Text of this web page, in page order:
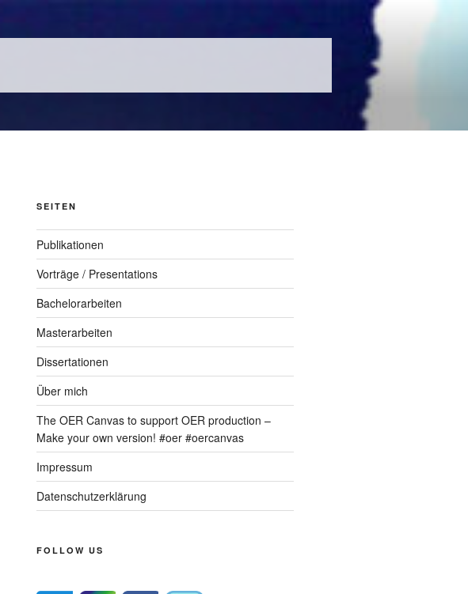
SEITEN
Publikationen
Vorträge / Presentations
Bachelorarbeiten
Masterarbeiten
Dissertationen
Über mich
The OER Canvas to support OER production –
Make your own version! #oer #oercanvas
Impressum
Datenschutzerklärung
FOLLOW US